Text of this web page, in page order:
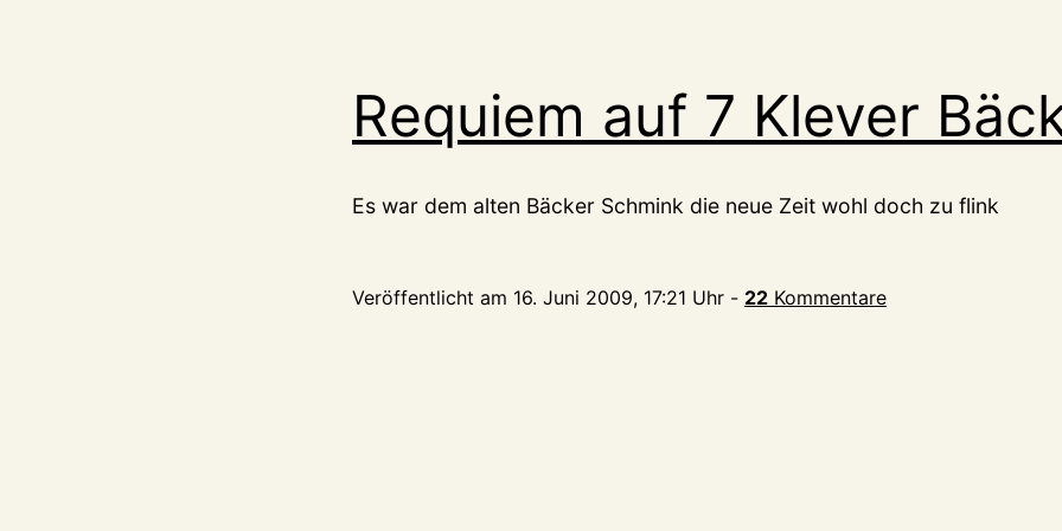
Requiem auf 7 Klever
Es war dem alten Bäcker Schmink die neue Zeit wohl doch zu flink
Veröffentlicht am 16. Juni 2009, 17:21 Uhr - 22 Kommentare